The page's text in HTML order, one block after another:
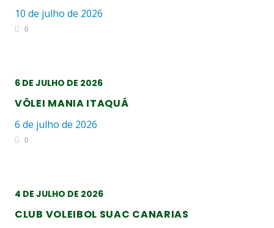
10 de julho de 2026
0
6 DE JULHO DE 2026
VÔLEI MANIA ITAQUÁ
6 de julho de 2026
0
4 DE JULHO DE 2026
CLUB VOLEIBOL SUAC CANARIAS